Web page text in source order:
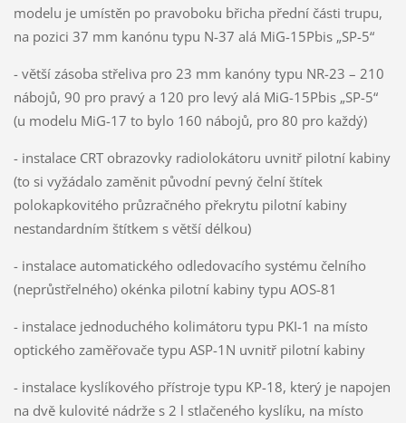
modelu je umístěn po pravoboku břicha přední části trupu,
na pozici 37 mm kanónu typu N-37 alá MiG-15Pbis „SP-5“
- větší zásoba střeliva pro 23 mm kanóny typu NR-23 – 210
nábojů, 90 pro pravý a 120 pro levý alá MiG-15Pbis „SP-5“
(u modelu MiG-17 to bylo 160 nábojů, pro 80 pro každý)
- instalace CRT obrazovky radiolokátoru uvnitř pilotní kabiny
(to si vyžádalo zaměnit původní pevný čelní štítek
polokapkovitého průzračného překrytu pilotní kabiny
nestandardním štítkem s větší délkou)
- instalace automatického odledovacího systému čelního
(neprůstřelného) okénka pilotní kabiny typu AOS-81
- instalace jednoduchého kolimátoru typu PKI-1 na místo
optického zaměřovače typu ASP-1N uvnitř pilotní kabiny
- instalace kyslíkového přístroje typu KP-18, který je napojen
na dvě kulovité nádrže s 2 l stlačeného kyslíku, na místo